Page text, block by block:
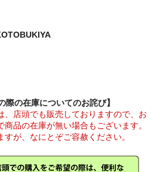
際の在庫についてのお詫び】
店頭でも販売しておりますので、お
品の在庫が無い場合もございます。
が、なにとぞご容赦ください。